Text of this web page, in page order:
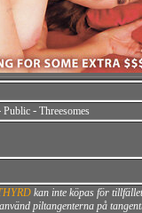
Public - Threesomes
kan inte köpas för
piltangenterna på